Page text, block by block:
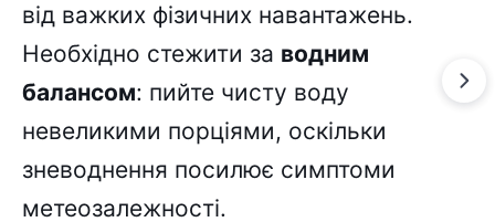
від важких фізичних навантажень.
Необхідно стежити за водним
балансом: пийте чисту воду
невеликими порціями, оскільки
зневоднення посилює симптоми
метеозалежності.